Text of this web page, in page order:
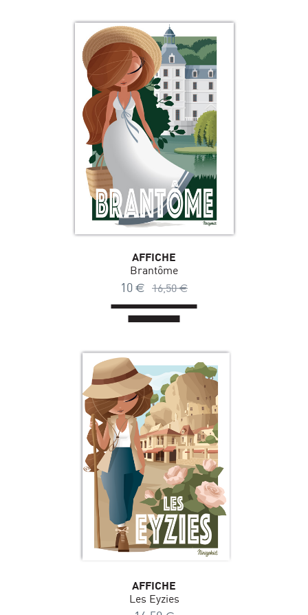
AFFICHE
Brantôme
10 € 16,50€
AFFICHE
Les Eyzies